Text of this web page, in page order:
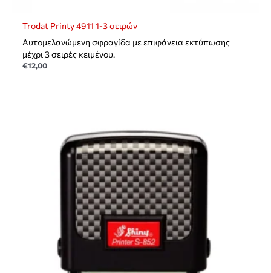
Trodat Printy 4911 1-3 σειρών
Αυτομελανώμενη σφραγίδα με επιφάνεια εκτύπωσης
μέχρι 3 σειρές κειμένου.
€12,00